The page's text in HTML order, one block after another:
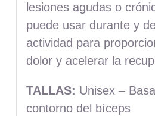
lesiones agudas o
puede usar durante y
actividad para
dolor y acelerar la
TALLAS: Unisex –
contorno del bíceps